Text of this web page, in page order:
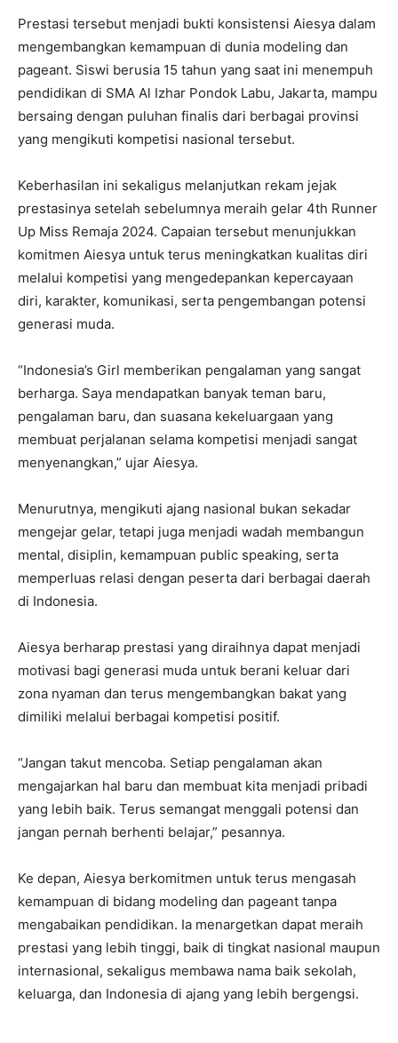
Prestasi tersebut menjadi bukti konsistensi Aiesya dalam
mengembangkan kemampuan di dunia modeling dan
pageant. Siswi berusia 15 tahun yang saat ini menempuh
pendidikan di SMA Al Izhar Pondok Labu, Jakarta, mampu
bersaing dengan puluhan finalis dari berbagai provinsi
yang mengikuti kompetisi nasional tersebut.
Keberhasilan ini sekaligus melanjutkan rekam jejak
prestasinya setelah sebelumnya meraih gelar 4th Runner
Up Miss Remaja 2024. Capaian tersebut menunjukkan
komitmen Aiesya untuk terus meningkatkan kualitas diri
melalui kompetisi yang mengedepankan kepercayaan
diri, karakter, komunikasi, serta pengembangan potensi
generasi muda.
“Indonesia’s Girl memberikan pengalaman yang sangat
berharga. Saya mendapatkan banyak teman baru,
pengalaman baru, dan suasana kekeluargaan yang
membuat perjalanan selama kompetisi menjadi sangat
menyenangkan,” ujar Aiesya.
Menurutnya, mengikuti ajang nasional bukan sekadar
mengejar gelar, tetapi juga menjadi wadah membangun
mental, disiplin, kemampuan public speaking, serta
memperluas relasi dengan peserta dari berbagai daerah
di Indonesia.
Aiesya berharap prestasi yang diraihnya dapat menjadi
motivasi bagi generasi muda untuk berani keluar dari
zona nyaman dan terus mengembangkan bakat yang
dimiliki melalui berbagai kompetisi positif.
“Jangan takut mencoba. Setiap pengalaman akan
mengajarkan hal baru dan membuat kita menjadi pribadi
yang lebih baik. Terus semangat menggali potensi dan
jangan pernah berhenti belajar,” pesannya.
Ke depan, Aiesya berkomitmen untuk terus mengasah
kemampuan di bidang modeling dan pageant tanpa
mengabaikan pendidikan. Ia menargetkan dapat meraih
prestasi yang lebih tinggi, baik di tingkat nasional maupun
internasional, sekaligus membawa nama baik sekolah,
keluarga, dan Indonesia di ajang yang lebih bergengsi.